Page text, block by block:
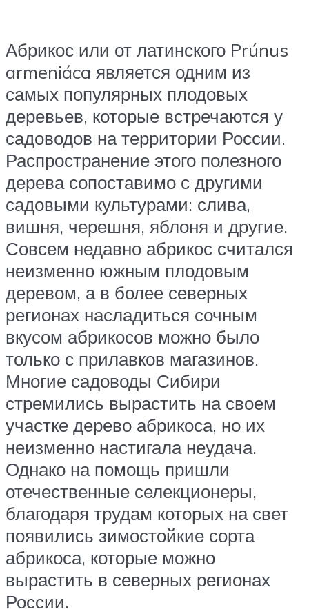
Абрикос или от латинского Prúnus
armeniáca является одним из
самых популярных плодовых
деревьев, которые встречаются у
садоводов на территории России.
Распространение этого полезного
дерева сопоставимо с другими
садовыми культурами: слива,
вишня, черешня, яблоня и другие.
Совсем недавно абрикос считался
неизменно южным плодовым
деревом, а в более северных
регионах насладиться сочным
вкусом абрикосов можно было
только с прилавков магазинов.
Многие садоводы Сибири
стремились вырастить на своем
участке дерево абрикоса, но их
неизменно настигала неудача.
Однако на помощь пришли
отечественные селекционеры,
благодаря трудам которых на свет
появились зимостойкие сорта
абрикоса, которые можно
вырастить в северных регионах
России.